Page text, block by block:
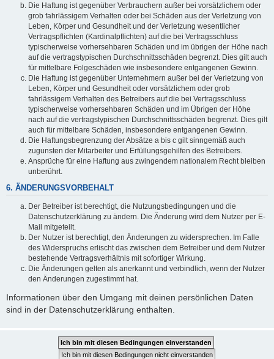
Die Haftung ist gegenüber Verbrauchern außer bei vorsätzlichem oder
grob fahrlässigem Verhalten oder bei Schäden aus der Verletzung von
Leben, Körper und Gesundheit und der Verletzung wesentlicher
Vertragspflichten (Kardinalpflichten) auf die bei Vertragsschluss
typischerweise vorhersehbaren Schäden und im übrigen der Höhe nach
auf die vertragstypischen Durchschnittsschäden begrenzt. Dies gilt auch
für mittelbare Folgeschäden wie insbesondere entgangenen Gewinn.
Die Haftung ist gegenüber Unternehmern außer bei der Verletzung von
Leben, Körper und Gesundheit oder vorsätzlichem oder grob
fahrlässigem Verhalten des Betreibers auf die bei Vertragsschluss
typischerweise vorhersehbaren Schäden und im Übrigen der Höhe
nach auf die vertragstypischen Durchschnittsschäden begrenzt. Dies gilt
auch für mittelbare Schäden, insbesondere entgangenen Gewinn.
Die Haftungsbegrenzung der Absätze a bis c gilt sinngemäß auch
zugunsten der Mitarbeiter und Erfüllungsgehilfen des Betreibers.
Ansprüche für eine Haftung aus zwingendem nationalem Recht bleiben
unberührt.
6. ÄNDERUNGSVORBEHALT
Der Betreiber ist berechtigt, die Nutzungsbedingungen und die
Datenschutzerklärung zu ändern. Die Änderung wird dem Nutzer per E-
Mail mitgeteilt.
Der Nutzer ist berechtigt, den Änderungen zu widersprechen. Im Falle
des Widerspruchs erlischt das zwischen dem Betreiber und dem Nutzer
bestehende Vertragsverhältnis mit sofortiger Wirkung.
Die Änderungen gelten als anerkannt und verbindlich, wenn der Nutzer
den Änderungen zugestimmt hat.
Informationen über den Umgang mit deinen persönlichen Daten
sind in der Datenschutzerklärung enthalten.